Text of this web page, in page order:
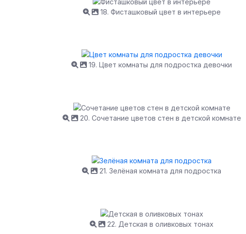
18. Фисташковый цвет в интерьере
19. Цвет комнаты для подростка девочки
20. Сочетание цветов стен в детской комнате
21. Зелёная комната для подростка
22. Детская в оливковых тонах